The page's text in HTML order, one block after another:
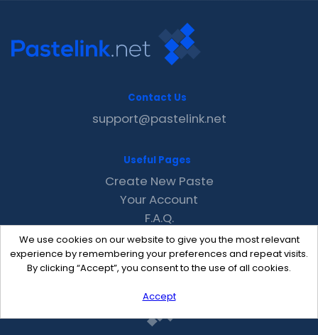
We use cookies on our website to give you the most relevant
experience by remembering your preferences and repeat visits.
By clicking “Accept”, you consent to the use of all cookies.
Accept
Contact Us
support@pastelink.net
Useful Pages
Create New Paste
Your Account
F.A.Q.
Recent
Contact